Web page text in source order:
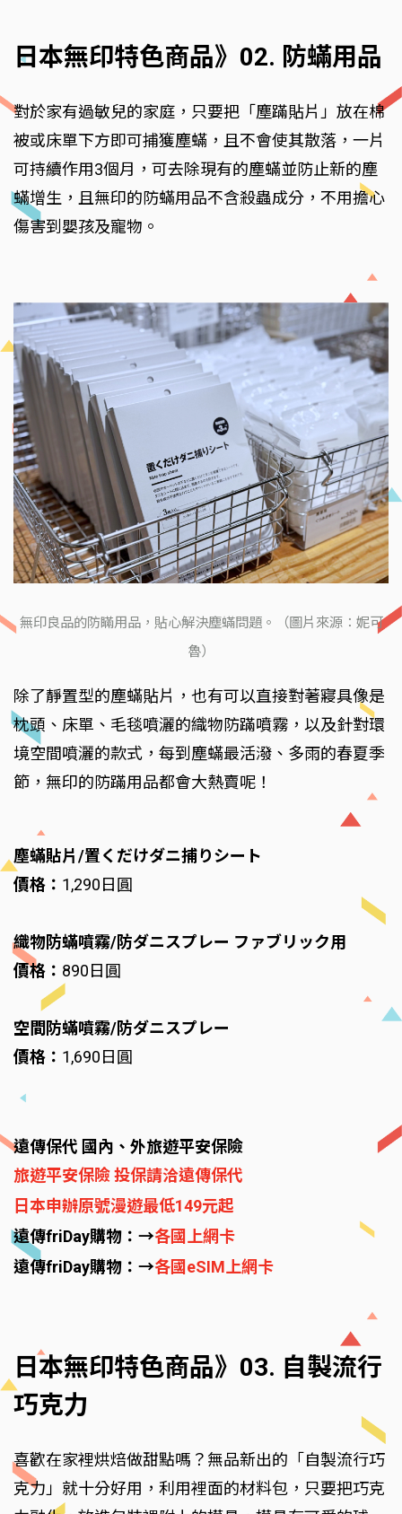
日本無印特色商品》02. 防蟎用品
對於家有過敏兒的家庭，只要把「塵蹣貼片」放在棉
被或床單下方即可捕獲塵蟎，且不會使其散落，一片
可持續作用3個月，可去除現有的塵蟎並防止新的塵
蟎增生，且無印的防蟎用品不含殺蟲成分，不用擔心
傷害到嬰孩及寵物。
無印良品的防瞞用品，貼心解決塵蟎問題。（圖片來源：妮可
魯）
除了靜置型的塵蟎貼片，也有可以直接對著寢具像是
枕頭、床單、毛毯噴灑的織物防蹣噴霧，以及針對環
境空間噴灑的款式，每到塵蟎最活潑、多雨的春夏季
節，無印的防蹣用品都會大熱賣呢！
塵蟎貼片/置くだけダニ捕りシート
價格： 1,290日圓
織物防蟎噴霧/防ダニスプレー ファブリック用
價格： 890日圓
空間防蟎噴霧/防ダニスプレー
價格： 1,690日圓
遠傳保代 國內、外旅遊平安保險
旅遊平安保險 投保請洽遠傳保代
日本申辦原號漫遊最低149元起
遠傳friDay購物：→各國上網卡
遠傳friDay購物：→各國eSIM上網卡
日本無印特色商品》03. 自製流行
巧克力
喜歡在家裡烘焙做甜點嗎？無品新出的「自製流行巧
克力」就十分好用，利用裡面的材料包，只要把巧克